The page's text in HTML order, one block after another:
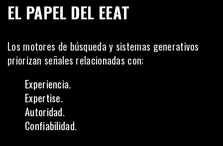
EL PAPEL DEL EEAT
Los motores de búsqueda y sistemas generativos
priorizan señales relacionadas con:
Experiencia.
Expertise.
Autoridad.
Confiabilidad.